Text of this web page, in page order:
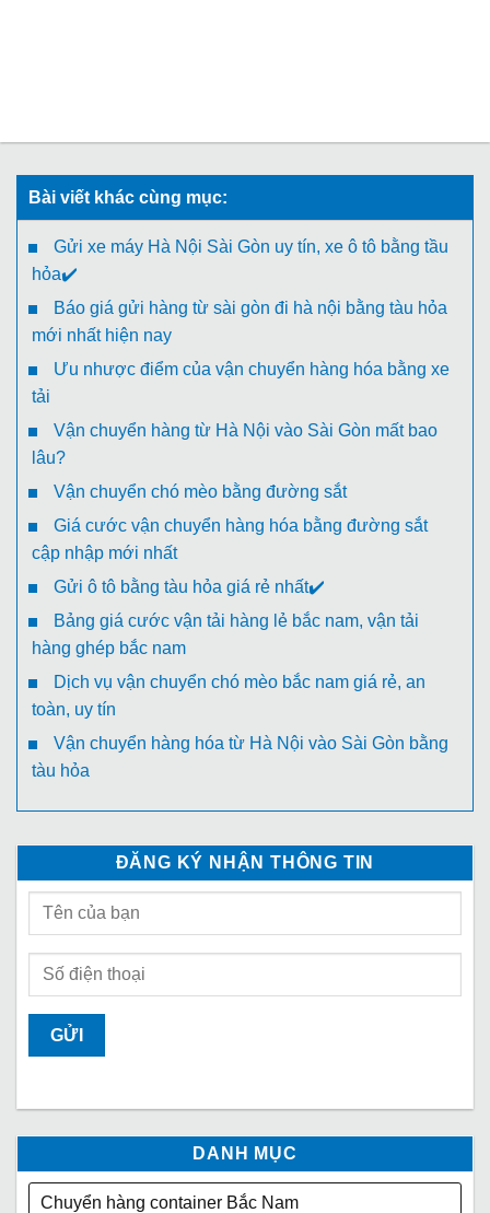
Bài viết khác cùng mục:
Gửi xe máy Hà Nội Sài Gòn uy tín, xe ô tô bằng tầu
hỏa✔️
Báo giá gửi hàng từ sài gòn đi hà nội bằng tàu hỏa
mới nhất hiện nay
Ưu nhược điểm của vận chuyển hàng hóa bằng xe
tải
Vận chuyển hàng từ Hà Nội vào Sài Gòn mất bao
lâu?
Vận chuyển chó mèo bằng đường sắt
Giá cước vận chuyển hàng hóa bằng đường sắt
cập nhập mới nhất
Gửi ô tô bằng tàu hỏa giá rẻ nhất✔️
Bảng giá cước vận tải hàng lẻ bắc nam, vận tải
hàng ghép bắc nam
Dịch vụ vận chuyển chó mèo bắc nam giá rẻ, an
toàn, uy tín
Vận chuyển hàng hóa từ Hà Nội vào Sài Gòn bằng
tàu hỏa
ĐĂNG KÝ NHẬN THÔNG TIN
DANH MỤC
Chuyển hàng container Bắc Nam